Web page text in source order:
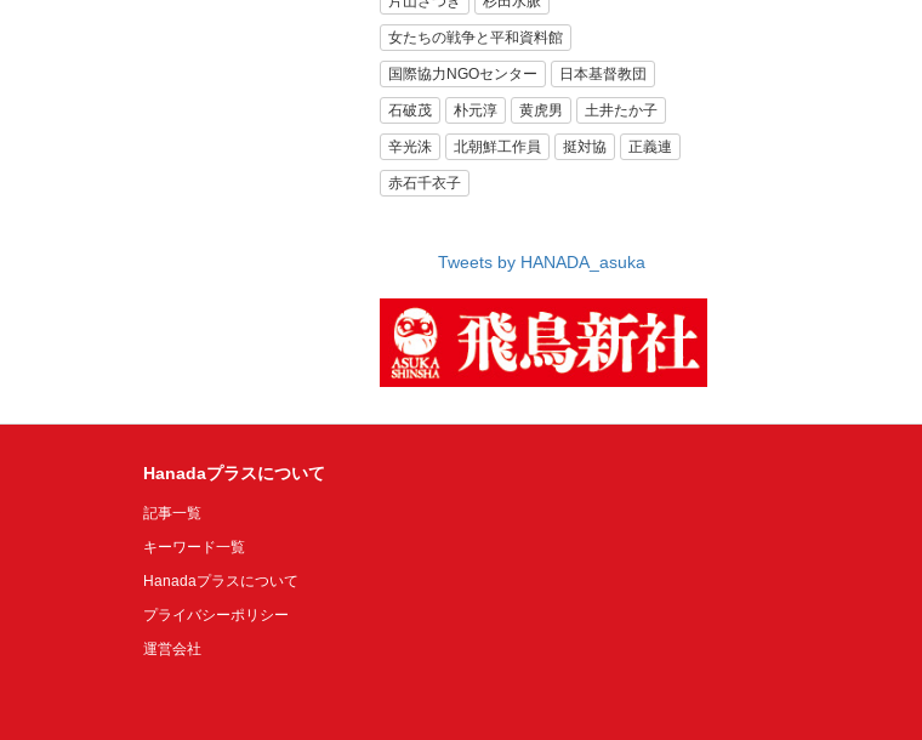
女たちの戦争と平和資料館
国際協力NGOセンター 日本基督教団
石破茂 朴元淳 黄虎男 土井たか子
辛光洙 北朝鮮工作員 挺対協 正義連
赤石千衣子
Tweets by HANADA_asuka
Hanadaプラスについて
記事一覧
キーワード一覧
Hanadaプラスについて
プライバシーポリシー
運営会社